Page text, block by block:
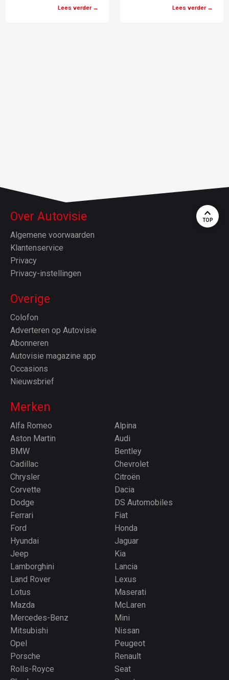
Lees verder Lees verder
TOP
Over Autovisie
Algemene voorwaarden
Klantenservice
Privacy
Privacy-instellingen
Overige
Colofon
Adverteren op Autovisie
Abonneren
Autovisie magazine app
Occasions
Nieuwsbrief
Merken
Alfa Romeo
Alpina
Aston Martin
Audi
BMW
Bentley
Cadillac
Chevrolet
Chrysler
Citroën
Corvette
Dacia
Dodge
DS Automobiles
Ferrari
Fiat
Ford
Honda
Hyundai
Jaguar
Jeep
Kia
Lamborghini
Lancia
Land Rover
Lexus
Lotus
Maserati
Mazda
McLaren
Mercedes-Benz
Mini
Mitsubishi
Nissan
Opel
Peugeot
Porsche
Renault
Rolls-Royce
Seat